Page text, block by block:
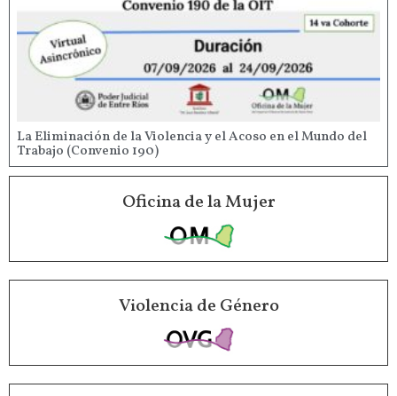
La Eliminación de la Violencia y el Acoso en el Mundo del
Trabajo (Convenio 190)
Oficina de la Mujer
Violencia de Género